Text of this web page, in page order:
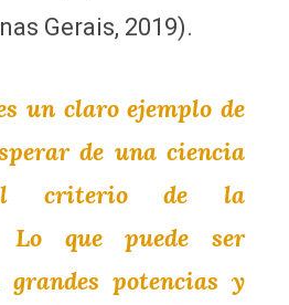
Gerais, 2019).
un claro ejemplo de
de una ciencia
criterio de la
Lo que puede ser
grandes potencias y